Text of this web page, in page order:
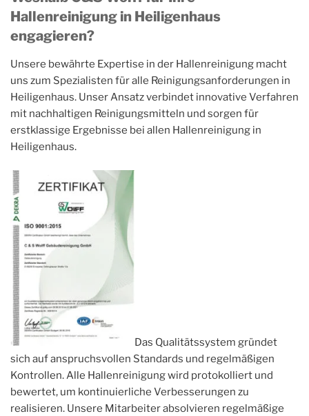
Hallenreinigung in Heiligenhaus
engagieren?
Unsere bewährte Expertise in der Hallenreinigung macht
uns zum Spezialisten für alle Reinigungsanforderungen in
Heiligenhaus. Unser Ansatz verbindet innovative Verfahren
mit nachhaltigen Reinigungsmitteln und sorgen für
erstklassige Ergebnisse bei allen Hallenreinigung in
Heiligenhaus.
Das Qualitätssystem gründet
sich auf anspruchsvollen Standards und regelmäßigen
Kontrollen. Alle Hallenreinigung wird protokolliert und
bewertet, um kontinuierliche Verbesserungen zu
realisieren. Unsere Mitarbeiter absolvieren regelmäßige